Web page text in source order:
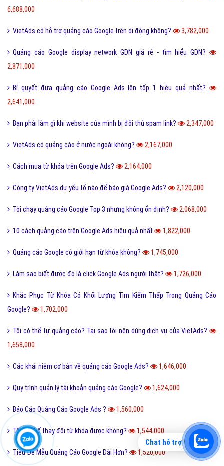
6,688,000
VietAds có hỗ trợ quảng cáo Google trên di động không? 3,782,000
Quảng cáo Google display network GDN giá rẻ - tìm hiểu GDN?
2,871,000
Bí quyết đưa quảng cáo Google Ads lên tốp 1 hiệu quả nhất?
2,641,000
Bạn phải làm gì khi website của mình bị đối thủ spam link? 2,347,000
VietAds có quảng cáo ở nước ngoài không? 2,167,000
Cách mua từ khóa trên Google Ads? 2,164,000
Công ty VietAds dự yếu tố nào để báo giá Google Ads? 2,120,000
Tôi chạy quảng cáo Google Top 3 nhưng không ổn định? 2,068,000
10 cách quảng cáo trên Google Ads hiệu quả nhất 1,822,000
Quảng cáo Google có giới hạn từ khóa không? 1,745,000
Làm sao biết được đó là click Google Ads người thật? 1,726,000
Khắc Phục Từ Khóa Có Khối Lượng Tìm Kiếm Thấp Trong Quảng Cáo
Google?
1,702,000
Tôi có thể tự quảng cáo? Tại sao tôi nên dùng dịch vụ của VietAds?
1,658,000
Các khái niêm cơ bản về quảng cáo Google Ads? 1,646,000
Quy trình quản lý tài khoản quảng cáo Google? 1,624,000
Báo Cáo Quảng Cáo Google Ads ? 1,560,000
Tôi có thể thay đổi từ khóa được không? 1,544,000
Tiêu Đề Mẫu Quảng Cáo Google Dài Hơn? 1,520,000
Chat hỗ trợ